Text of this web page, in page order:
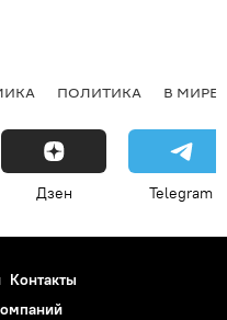
ПОЛИТИКА В МИРЕ
Дзен Telegram
Контакты